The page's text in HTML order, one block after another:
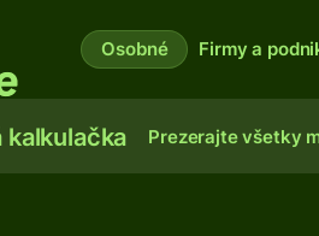
Osobné Firmy a
kalkulačka Prezerajte všetky